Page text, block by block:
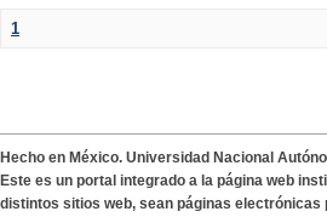
1
Hecho en México. Universidad Nacional
Este es un portal integrado a la página web
distintos sitios web, sean páginas electrónicas